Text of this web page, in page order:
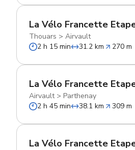
La Vélo Francette
Thouars > Airvault
2 h 15 min
31.2 km 270 m
La Vélo Francette
Airvault> Parthenay
2 h 45 min
38.1 km 309 m
La Vélo Francette